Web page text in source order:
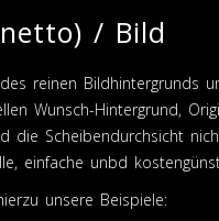
/ Bild
reinen Bildhintergrunds
Wunsch-Hintergrund,
die Scheibendurchsicht
einfache unbd
unsere Beispiele: